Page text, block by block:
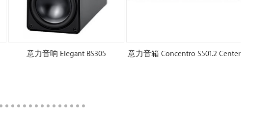
意力音响 Elegant BS305 意力音箱 Concentro S501.2 Center